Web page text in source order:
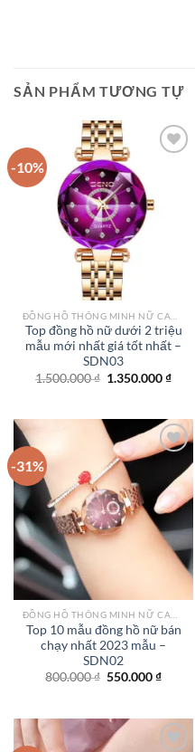
SẢN PHẨM TƯƠNG TỰ
-10%
Add to
wishlist
Top đồng hồ nữ dưới 2 triệu
mẫu mới nhất giá tốt nhất –
SDN03
1.500.000₫ Giá
1.350.000₫Giá
-31%
Add to
wishlist
Top 10 mẫu đồng hồ nữ bán
chạy nhất 2023 mẫu –
SDN02
800.000₫ Giá
550.000₫Giá